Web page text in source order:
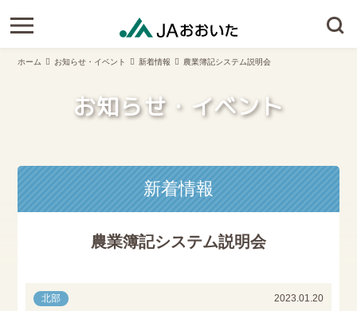
ホーム お知らせ・イベント 新着情報 農業簿記システム説明会
お知らせ・イベント
新着情報
農業簿記システム説明会
北部 2023.01.20